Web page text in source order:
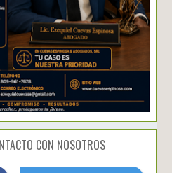
CON NOSOTROS